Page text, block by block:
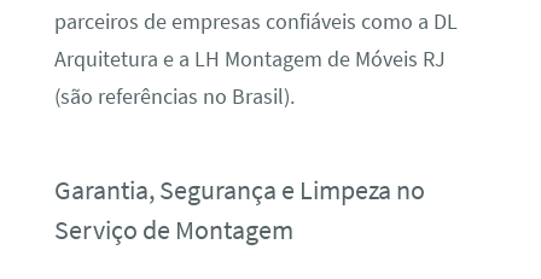
parceiros de empresas confiáveis como a DL
Arquitetura e a LH Montagem de Móveis RJ
(são referências no Brasil).
Garantia, Segurança e Limpeza no
Serviço de Montagem